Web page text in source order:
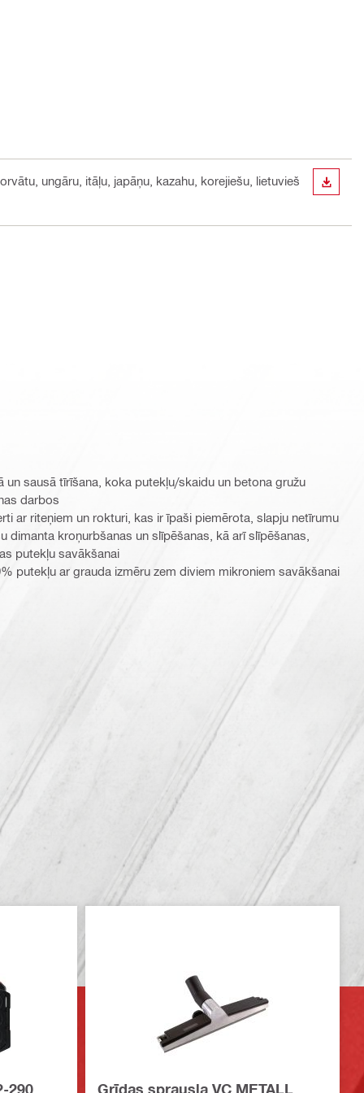
ungāru, itāļu, japāņu, kazahu, korejiešu, lietuvieš
un sausā tīrīšana, koka putekļu/skaidu un betona gružu
darbos
ar riteņiem un rokturi, kas ir īpaši piemērota, slapju netīrumu
dimanta kroņurbšanas un slīpēšanas, kā arī slīpēšanas,
putekļu savākšanai
putekļu ar grauda izmēru zem diviem mikroniem savākšanai
290 Grīdas sprausla VC METALL